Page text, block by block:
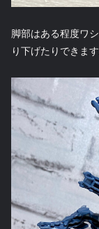
脚部はある程度ワ
り下げたりできます